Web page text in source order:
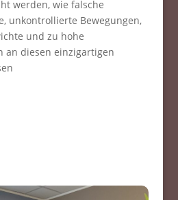
werden, wie falsche
unkontrollierte Bewegungen,
und zu hohe
an diesen einzigartigen